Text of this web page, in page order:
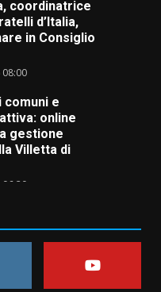
coordinatrice
d’Italia,
in Consiglio
comuni e
online
gestione
Villetta di